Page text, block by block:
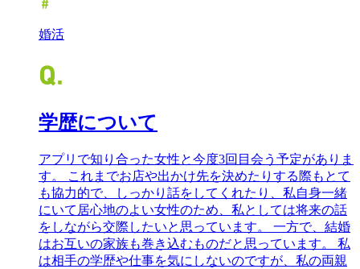
婚活
学歴について
アプリで知り合った女性と今度3回目会う予定がありま
す。 これまでお店や出かけ先を決めたりする際もとて
も協力的で、しっかり話をしてくれたり、私自身一緒
にいて居心地のよい女性のため、私としては将来の話
をしながら交際したいと思っています。 一方で、結婚
はお互いの家族も巻き込むものだと思っています。 私
は相手の学歴や仕事を気にしないのですが、私の両親